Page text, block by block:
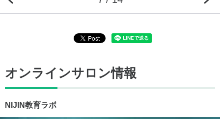
オンラインサロン情報
NIJIN教育ラボ